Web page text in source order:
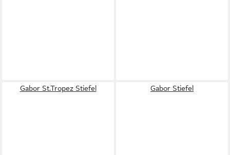
Gabor St.Tropez Stiefel Gabor Stiefel